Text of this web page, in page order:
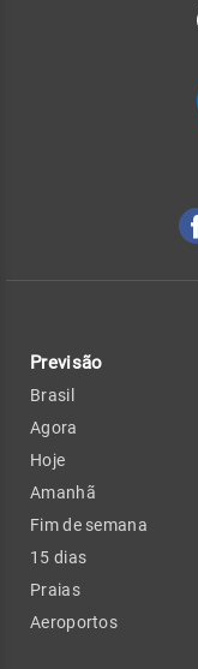
Previsão
Brasil
Agora
Hoje
Amanhã
Fim de semana
15 dias
Praias
Aeroportos